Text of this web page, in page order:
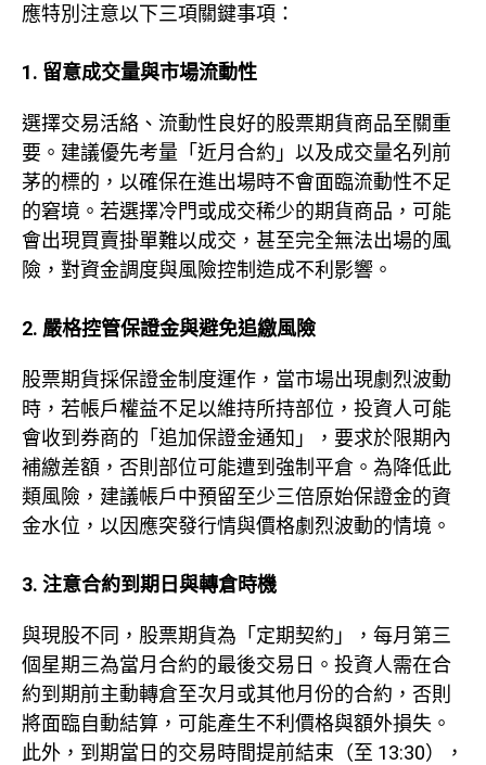
應特別注意以下三項關鍵事項：
1. 留意成交量與市場流動性
選擇交易活絡、流動性良好的股票期貨商品至關重
要。建議優先考量「近月合約」以及成交量名列前
茅的標的，以確保在進出場時不會面臨流動性不足
的窘境。若選擇冷門或成交稀少的期貨商品，可能
會出現買賣掛單難以成交，甚至完全無法出場的風
險，對資金調度與風險控制造成不利影響。
2. 嚴格控管保證金與避免追繳風險
股票期貨採保證金制度運作，當市場出現劇烈波動
時，若帳戶權益不足以維持所持部位，投資人可能
會收到券商的「追加保證金通知」，要求於限期內
補繳差額，否則部位可能遭到強制平倉。為降低此
類風險，建議帳戶中預留至少三倍原始保證金的資
金水位，以因應突發行情與價格劇烈波動的情境。
3. 注意合約到期日與轉倉時機
與現股不同，股票期貨為「定期契約」，每月第三
個星期三為當月合約的最後交易日。投資人需在合
約到期前主動轉倉至次月或其他月份的合約，否則
將面臨自動結算，可能產生不利價格與額外損失。
此外，到期當日的交易時間提前結束（至 13:30），